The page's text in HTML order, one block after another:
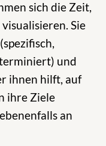
sich die Zeit,
Sie
und
ihnen hilft, auf
ihre Ziele
an